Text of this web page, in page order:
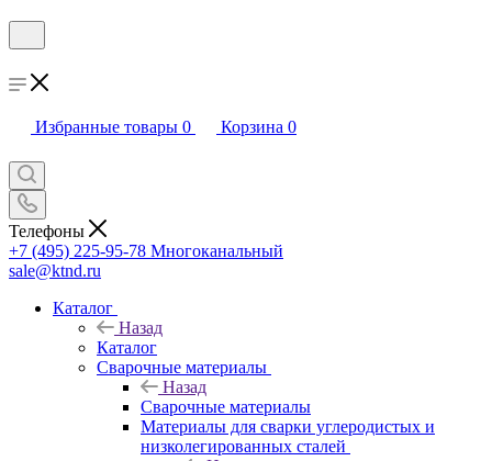
Избранные товары 0 Корзина 0
Телефоны
+7 (495) 225-95-78 Многоканальный
sale@ktnd.ru
Каталог
Назад
Каталог
Сварочные материалы
Назад
Сварочные материалы
Материалы для сварки углеродистых и
низколегированных сталей